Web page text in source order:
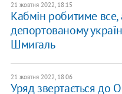
21 жовтня 2022, 18:15
Кабмін робитиме
депортованому
Шмигаль
21 жовтня 2022, 18:06
Уряд звертається до